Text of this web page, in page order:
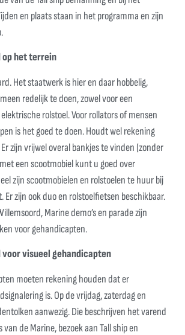
en plaats staan in het programma en zijn
op het terrein
Het staatwerk is hier en daar hobbelig,
redelijk te doen, zowel voor een
rolstoel. Voor rollators of mensen
is het goed te doen. Houdt wel rekening
zijn vrijwel overal bankjes te vinden (zonder
een scootmobiel kunt u goed over
zijn scootmobielen en rolstoelen te huur bij
zijn ook duo en rolstoelfietsen beschikbaar.
Marine demo’s en parade zijn
voor gehandicapten.
visueel gehandicapten
moeten rekening houden dat er
is. Op de vrijdag, zaterdag en
aanwezig. Die beschrijven het varend
de Marine, bezoek aan Tall ship en